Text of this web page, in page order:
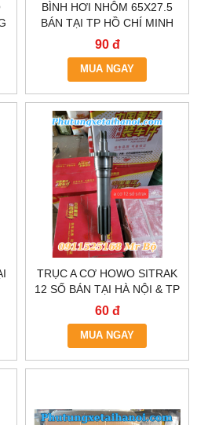
BÌNH HƠI NHÔM 65X27.5
BÁN TẠI TP HỒ CHÍ MINH
90 đ
MUA NGAY
TRỤC A CƠ HOWO SITRAK
12 SỐ BÁN TẠI HÀ NỘI & TP
HCM
60 đ
MUA NGAY